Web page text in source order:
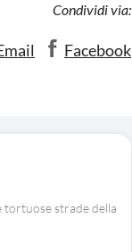
Condividi via:
Facebook
tortuose strade della